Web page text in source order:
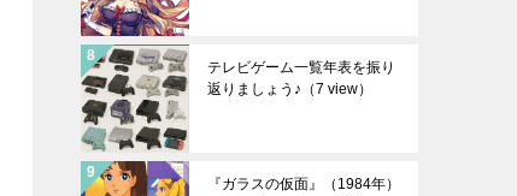
テレビゲーム一覧年表を振り
返りましょう♪ （7 view）
『ガラスの仮面』（1984年）